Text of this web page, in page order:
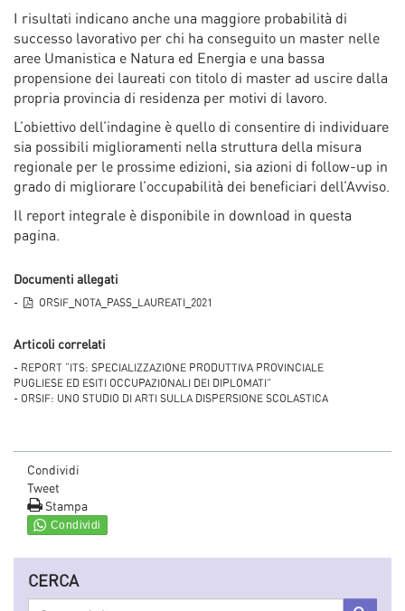
I risultati indicano anche una maggiore probabilità di
successo lavorativo per chi ha conseguito un master nelle
aree Umanistica e Natura ed Energia e una bassa
propensione dei laureati con titolo di master ad uscire dalla
propria provincia di residenza per motivi di lavoro.
L’obiettivo dell’indagine è quello di consentire di individuare
sia possibili miglioramenti nella struttura della misura
regionale per le prossime edizioni, sia azioni di follow-up in
grado di migliorare l’occupabilità dei beneficiari dell’Avviso.
Il report integrale è disponibile in download in questa
pagina.
Documenti allegati
- ORSIF_NOTA_PASS_LAUREATI_2021
Articoli correlati
- REPORT “ITS: SPECIALIZZAZIONE PRODUTTIVA PROVINCIALE
PUGLIESE ED ESITI OCCUPAZIONALI DEI DIPLOMATI”
- ORSIF: UNO STUDIO DI ARTI SULLA DISPERSIONE SCOLASTICA
Condividi
Tweet
Stampa
CERCA